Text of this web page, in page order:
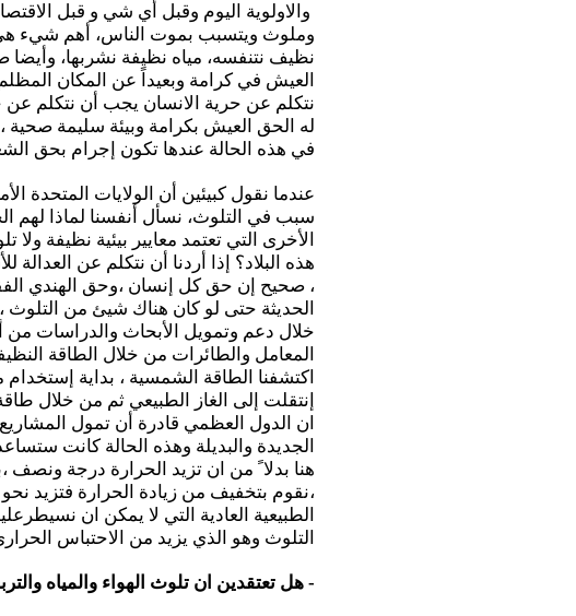
والاولوية اليوم وقبل أي شي و قبل
وملوث ويتسبب بموت الناس، أهم شيء هي
نظيف نتنفسه، مياه نظيفة نشربها،
العيش في كرامة وبعيداً عن المكان
نتكلم عن حرية الانسان يجب أن نتكلم عن
له الحق العيش بكرامة وبيئة سليمة صحية
في هذه الحالة عندها تكون إجرام بحق
عندما نقول كبيئين أن الولايات المتحدة
سبب في التلوث، نسأل أنفسنا لماذا لهم
الأخرى التي تعتمد معايير بيئية نظيفة
هذه البلاد؟ إذا أردنا أن نتكلم عن
، صحيح إن حق كل إنسان ،وحق الهندي
الحديثة حتى لو كان هناك شيئ من التلوث
خلال دعم وتمويل الأبحاث والدراسات
المعامل والطائرات من خلال الطاقة
اكتشفنا الطاقة الشمسية ، بداية إستخدام
إنتقلت إلى الغاز الطبيعي ثم من خلال
ان الدول العظمي قادرة أن تمول
الجديدة والبديلة وهذه الحالة كانت
هنا بدلا ً من ان تزيد الحرارة درجة ونصف
،نقوم بتخفيف من زيادة الحرارة فتزيد
الطبيعية العادية التي لا يمكن ان
التلوث وهو الذي يزيد من الاحتباس
- هل تعتقدين ان تلوث الهواء والمياه